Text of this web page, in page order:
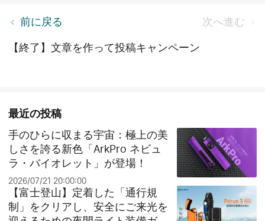
前に戻る 次へ進む
Olantern Classic Miniでつくる幻想的なキャンプの夜
【終了】文章を作って投稿キャンペーン
最近の投稿
手のひらに収まる宇宙：極上の美
しさを誇る新色「ArkPro ネビュ
ラ・バイオレット」が登場！
2026/07/21 20:00:00
【富士登山】定着した「通行規
制」をクリアし、安全にご来光を